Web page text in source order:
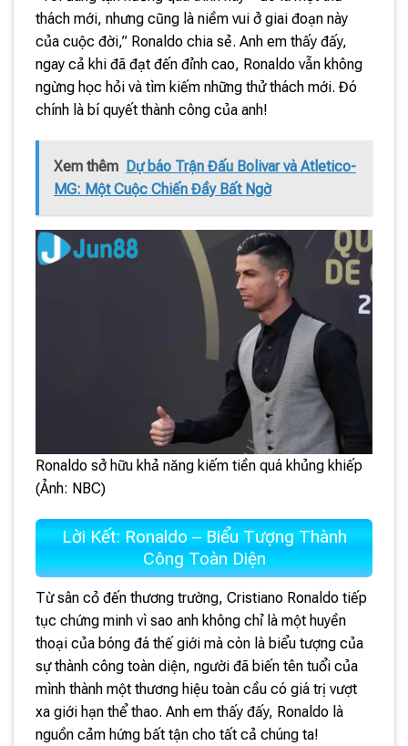
thách mới, nhưng cũng là niềm vui ở giai đoạn này
của cuộc đời,” Ronaldo chia sẻ. Anh em thấy đấy,
ngay cả khi đã đạt đến đỉnh cao, Ronaldo vẫn không
ngừng học hỏi và tìm kiếm những thử thách mới. Đó
chính là bí quyết thành công của anh!
Xem thêm Dự báo Trận Đấu Bolivar và Atletico-
MG: Một Cuộc Chiến Đầy Bất Ngờ
Ronaldo sở hữu khả năng kiếm tiền quá khủng khiếp
(Ảnh: NBC)
Lời Kết: Ronaldo – Biểu Tượng Thành
Công Toàn Diện
Từ sân cỏ đến thương trường, Cristiano Ronaldo tiếp
tục chứng minh vì sao anh không chỉ là một huyền
thoại của bóng đá thế giới mà còn là biểu tượng của
sự thành công toàn diện, người đã biến tên tuổi của
mình thành một thương hiệu toàn cầu có giá trị vượt
xa giới hạn thể thao. Anh em thấy đấy, Ronaldo là
nguồn cảm hứng bất tận cho tất cả chúng ta!